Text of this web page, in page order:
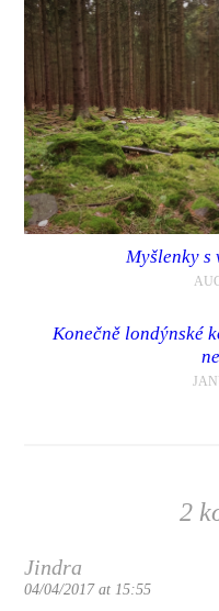
Myšlenky
Konečně londýnské
2
Jindra
04/04/2017 at 15:55